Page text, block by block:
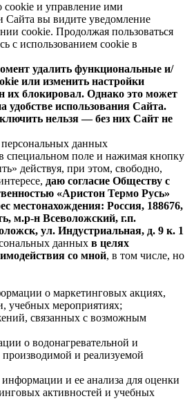
и управление ими
вы видите уведомление
cookie. Продолжая пользоваться
с использованием cookie в
удалить функциональные и/
или изменить настройки
их блокировал. Однако это может
удобстве использования Сайта.
нельзя — без них Сайт не
персональных данных
специальном поле и нажимая кнопку
действуя, при этом, свободно,
даю согласие Обществу с
«Аристон Термо Русь»
местонахождения: Россия, 188676,
м.р-н Всеволожский, г.п.
ул. Индустриальная, д. 9 к. 1
данных в целях
со мной, в том числе, но
о маркетинговых акциях,
учебных мероприятиях;
связанных с возможным
о водонагревательной и
и реализуемой
информации и ее анализа для оценки
активностей и учебных